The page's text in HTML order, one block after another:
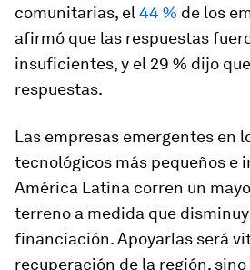
comunitarias, el 44 % de los
afirmó que las respuestas
insuficientes, y el 29 % dijo
respuestas.
Las empresas emergentes en
tecnológicos más pequeños e
América Latina corren un
terreno a medida que
financiación. Apoyarlas será
recuperación de la región,